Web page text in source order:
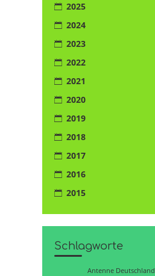
2025
2024
2023
2022
2021
2020
2019
2018
2017
2016
2015
Schlagworte
Antenne Deutschland